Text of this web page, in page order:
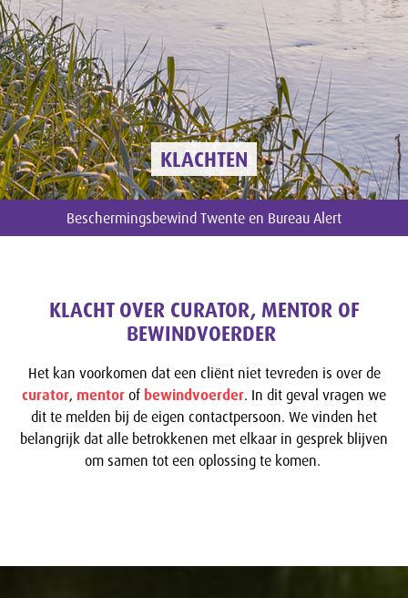
KLACHTEN
Beschermingsbewind Twente en Bureau Alert
KLACHT OVER CURATOR, MENTOR OF
BEWINDVOERDER
Het kan voorkomen dat een cliënt niet tevreden is over de
curator, mentor of bewindvoerder. In dit geval vragen we
dit te melden bij de eigen contactpersoon. We vinden het
belangrijk dat alle betrokkenen met elkaar in gesprek blijven
om samen tot een oplossing te komen.